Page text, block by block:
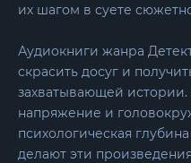
их шагом в суете
Аудиокниги жанра
скрасить досуг и
захватывающей
напряжение и
психологическая
делают эти